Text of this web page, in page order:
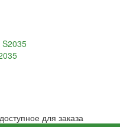
для заказа